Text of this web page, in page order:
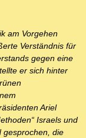
am Vorgehen
Verständnis für
gegen eine
er sich hinter
Ariel
Israels und
gesprochen, die